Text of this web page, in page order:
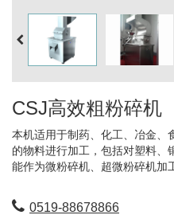
CSJ高效粗粉碎机
本机适用于制药、化工、冶金、
的物料进行加工，包括对塑料、
能作为微粉碎机、超微粉碎机加
0519-88678866